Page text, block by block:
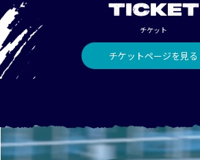
TICKET
チケット
チケットページを見る